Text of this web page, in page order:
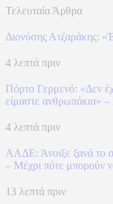
Τελευταία Άρθρα
Διονύσης Ατζαράκης:
4 λεπτά πριν
Πόρτο Γερμενό: «Δεν
είμαστε ανθρωπάκια»
4 λεπτά πριν
ΑΑΔΕ: Άνοιξε ξανά το
– Μέχρι πότε μπορούν
13 λεπτά πριν